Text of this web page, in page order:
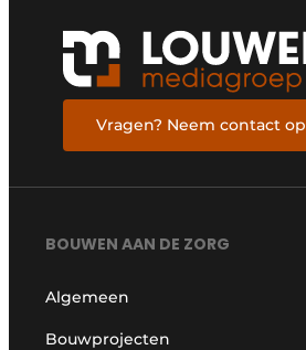
Vragen? Neem contact op
BOUWEN AAN DE ZORG
Algemeen
Bouwprojecten